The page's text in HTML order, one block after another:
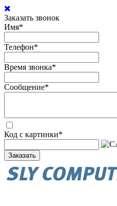
Заказать звонок
Имя*
Телефон*
Время звонка*
Сообщение*
Код с картинки*
Заказать